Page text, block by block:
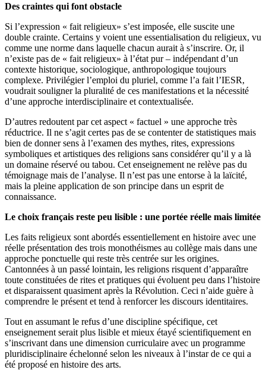
Des craintes qui font obstacle
Si l’expression « fait religieux» s’est imposée, elle suscite une
double crainte. Certains y voient une essentialisation du religieux, vu
comme une norme dans laquelle chacun aurait à s’inscrire. Or, il
n’existe pas de « fait religieux» à l’état pur – indépendant d’un
contexte historique, sociologique, anthropologique toujours
complexe. Privilégier l’emploi du pluriel, comme l’a fait l’IESR,
voudrait souligner la pluralité de ces manifestations et la nécessité
d’une approche interdisciplinaire et contextualisée.
D’autres redoutent par cet aspect « factuel » une approche très
réductrice. Il ne s’agit certes pas de se contenter de statistiques mais
bien de donner sens à l’examen des mythes, rites, expressions
symboliques et artistiques des religions sans considérer qu’il y a là
un domaine réservé ou tabou. Cet enseignement ne relève pas du
témoignage mais de l’analyse. Il n’est pas une entorse à la laïcité,
mais la pleine application de son principe dans un esprit de
connaissance.
Le choix français reste peu lisible : une portée réelle mais limitée
Les faits religieux sont abordés essentiellement en histoire avec une
réelle présentation des trois monothéismes au collège mais dans une
approche ponctuelle qui reste très centrée sur les origines.
Cantonnées à un passé lointain, les religions risquent d’apparaître
toute constituées de rites et pratiques qui évoluent peu dans l’histoire
et disparaissent quasiment après la Révolution. Ceci n’aide guère à
comprendre le présent et tend à renforcer les discours identitaires.
Tout en assumant le refus d’une discipline spécifique, cet
enseignement serait plus lisible et mieux étayé scientifiquement en
s’inscrivant dans une dimension curriculaire avec un programme
pluridisciplinaire échelonné selon les niveaux à l’instar de ce qui a
été proposé en histoire des arts.